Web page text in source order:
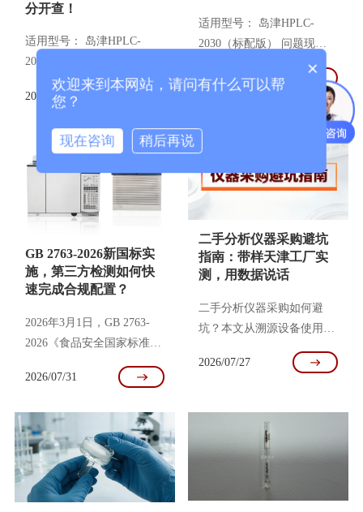
分开查！
适用型号： 岛津HPLC-
2030（标配版） 问题现
象： 最近做样遇到了两类
问题，有时单独出现，偶尔
有肉眼可见的液体渗出，走
完序列算一下峰面积，RSD
值超过5%，进样重复性完
全没法接受。二是检测器的
基线噪音明显比以前大，信
号上叠加了细密的毛刺，低
浓度定量不准。 原因分析
与处理经验： 漏液——密
的时候先去堵针的可能性，
用洗针程序走了几个循环，
针头没有堵塞的迹象。又把
洗针流速从原来的数值调低
彻底
2026/08/04
适用型号： 岛津HPLC-
2030（标配版） 问题现
象： 泵压力不稳，基线跟
着上下飘，根本没法进样。
排除了流动相没脱气、管路
原因分析： 大概率不是泵
坏了，是单向阀被污染了。
含盐流动相或没滤干净的杂
检查：确认流动相已脱气，
吸滤头和管路无气泡。 拆
泵头的入口和出口单向阀
（记住方向）。 放烧杯里
缓冲盐，先用纯水超声，再
2026/08/04
GB 2763-2026新国标实
施，第三方检测如何快
速完成合规配置？
2026年3月1日，GB 2763-
2026《食品安全国家标准
正式实施。新标准覆盖585
增370项、修订23项），全
面覆盖我国批准使用的农药
品种和主要植物源性农产
品。其中蔬菜水果相关限量
占比达56.6%，对实验室检
2026/07/31
二手分析仪器采购避坑
指南：带样天津工厂实
测，用数据说话
二手分析仪器采购如何避
坑？本文从溯源设备使用历
材隐性成本三个维度，提供
工厂实测，用真实数据帮助
判断设备价值，规避采购风
2026/07/27
×
欢迎来到本网站，请问有什么可以帮
您？
现在咨询 稍后再说